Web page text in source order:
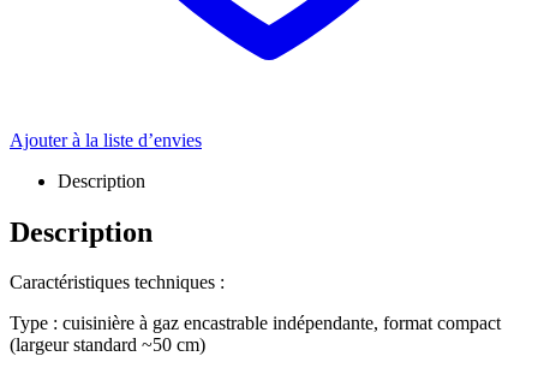
Ajouter à la liste d’envies
Description
Description
Caractéristiques techniques :
Type : cuisinière à gaz encastrable indépendante, format compact
(largeur standard ~50 cm)